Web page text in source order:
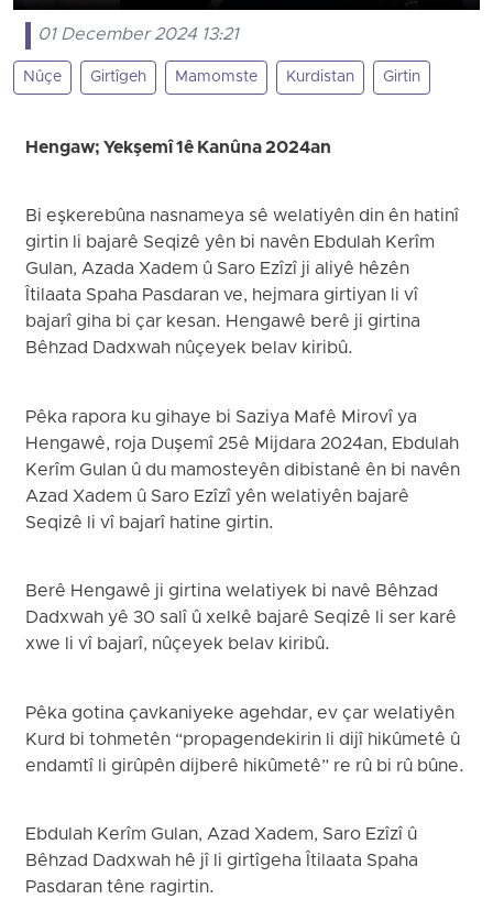
01 December 2024 13:21
Nûçe Girtîgeh Mamomste Kurdistan Girtin
Hengaw; Yekşemî 1ê Kanûna 2024an
Bi eşkerebûna nasnameya sê welatiyên din ên hatinî
girtin li bajarê Seqizê yên bi navên Ebdulah Kerîm
Gulan, Azada Xadem û Saro Ezîzî ji aliyê hêzên
Îtilaata Spaha Pasdaran ve, hejmara girtiyan li vî
bajarî giha bi çar kesan. Hengawê berê ji girtina
Bêhzad Dadxwah nûçeyek belav kiribû.
Pêka rapora ku gihaye bi Saziya Mafê Mirovî ya
Hengawê, roja Duşemî 25ê Mijdara 2024an, Ebdulah
Kerîm Gulan û du mamosteyên dibistanê ên bi navên
Azad Xadem û Saro Ezîzî yên welatiyên bajarê
Seqizê li vî bajarî hatine girtin.
Berê Hengawê ji girtina welatiyek bi navê Bêhzad
Dadxwah yê 30 salî û xelkê bajarê Seqizê li ser karê
xwe li vî bajarî, nûçeyek belav kiribû.
Pêka gotina çavkaniyeke agehdar, ev çar welatiyên
Kurd bi tohmetên “propagendekirin li dijî hikûmetê û
endamtî li girûpên dijberê hikûmetê” re rû bi rû bûne.
Ebdulah Kerîm Gulan, Azad Xadem, Saro Ezîzî û
Bêhzad Dadxwah hê jî li girtîgeha Îtilaata Spaha
Pasdaran têne ragirtin.